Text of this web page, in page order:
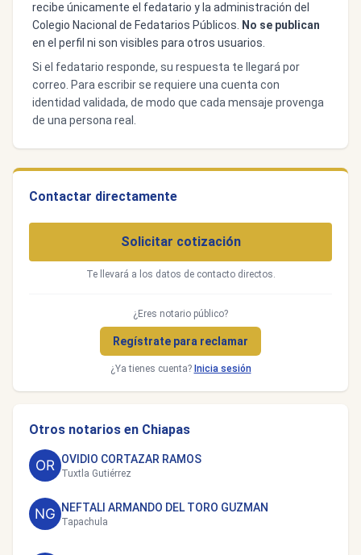
recibe únicamente el fedatario y la administración del
Colegio Nacional de Fedatarios Públicos.
No se publican
en el perfil ni son visibles para otros usuarios.
Si el fedatario responde, su respuesta te llegará por
correo. Para escribir se requiere una cuenta con
identidad validada, de modo que cada mensaje provenga
de una persona real.
Contactar directamente
Solicitar cotización
Te llevará a los datos de contacto directos.
¿Eres notario público?
Regístrate para reclamar
¿Ya tienes cuenta? Inicia sesión
Otros notarios en Chiapas
OVIDIO CORTAZAR RAMOS
Tuxtla Gutiérrez
NEFTALI ARMANDO DEL TORO GUZMAN
Tapachula